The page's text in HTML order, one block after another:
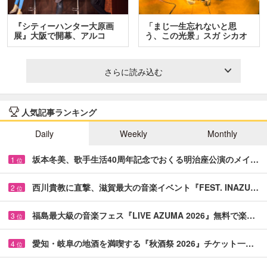
『シティーハンター大原画
展』大阪で開幕、アルコ
＆…
「まじ一生忘れないと思
う、この光景」スガ シカオ
と…
さらに読み込む
人気記事ランキング
Daily
Weekly Monthly
1 位 坂本冬美、歌手生活40周年記念でおくる明治座公演のメイ…
2 位 西川貴教に直撃、滋賀最大の音楽イベント『FEST. INAZU…
3 位 福島最大級の音楽フェス『LIVE AZUMA 2026』無料で楽…
4 位 愛知・岐阜の地酒を満喫する『秋酒祭 2026』チケット一…